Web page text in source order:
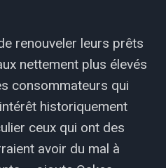
renouveler leurs prêts
nettement plus élevés
consommateurs qui
historiquement
ceux qui ont des
avoir du mal à